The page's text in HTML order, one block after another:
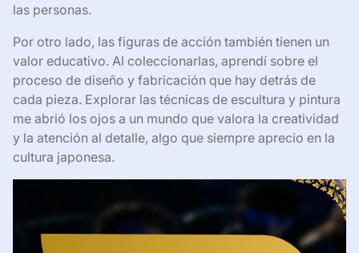
las personas.
Por otro lado, las figuras de acción también tienen un
valor educativo. Al coleccionarlas, aprendí sobre el
proceso de diseño y fabricación que hay detrás de
cada pieza. Explorar las técnicas de escultura y pintura
me abrió los ojos a un mundo que valora la creatividad
y la atención al detalle, algo que siempre aprecio en la
cultura japonesa.